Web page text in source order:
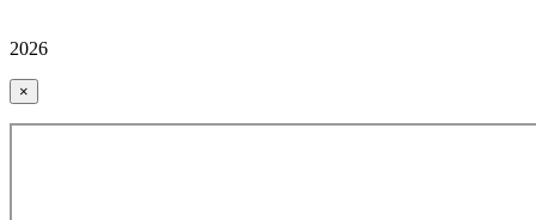
2026
×